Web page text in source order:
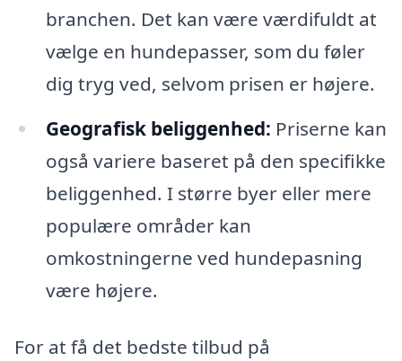
branchen. Det kan være værdifuldt at
vælge en hundepasser, som du føler
dig tryg ved, selvom prisen er højere.
Geografisk beliggenhed: Priserne kan
også variere baseret på den specifikke
beliggenhed. I større byer eller mere
populære områder kan
omkostningerne ved hundepasning
være højere.
For at få det bedste tilbud på